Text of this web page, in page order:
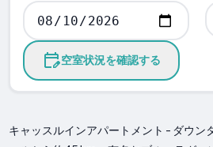
空室状況を確認する
キャッスルインアパートメント - ダウン